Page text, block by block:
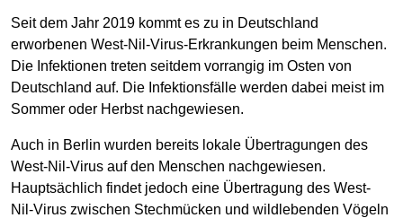
Seit dem Jahr 2019 kommt es zu in Deutschland
erworbenen West-Nil-Virus-Erkrankungen beim Menschen.
Die Infektionen treten seitdem vorrangig im Osten von
Deutschland auf. Die Infektionsfälle werden dabei meist im
Sommer oder Herbst nachgewiesen.
Auch in Berlin wurden bereits lokale Übertragungen des
West-Nil-Virus auf den Menschen nachgewiesen.
Hauptsächlich findet jedoch eine Übertragung des West-
Nil-Virus zwischen Stechmücken und wildlebenden Vögeln